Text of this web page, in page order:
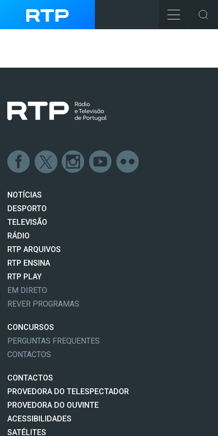
NOTÍCIAS
DESPORTO
TELEVISÃO
RÁDIO
RTP ARQUIVOS
RTP ENSINA
RTP PLAY
EM DIRETO
REVER PROGRAMAS
CONCURSOS
PERGUNTAS FREQUENTES
CONTACTOS
CONTACTOS
PROVEDORA DO TELESPECTADOR
PROVEDORA DO OUVINTE
ACESSIBILIDADES
SATÉLITES